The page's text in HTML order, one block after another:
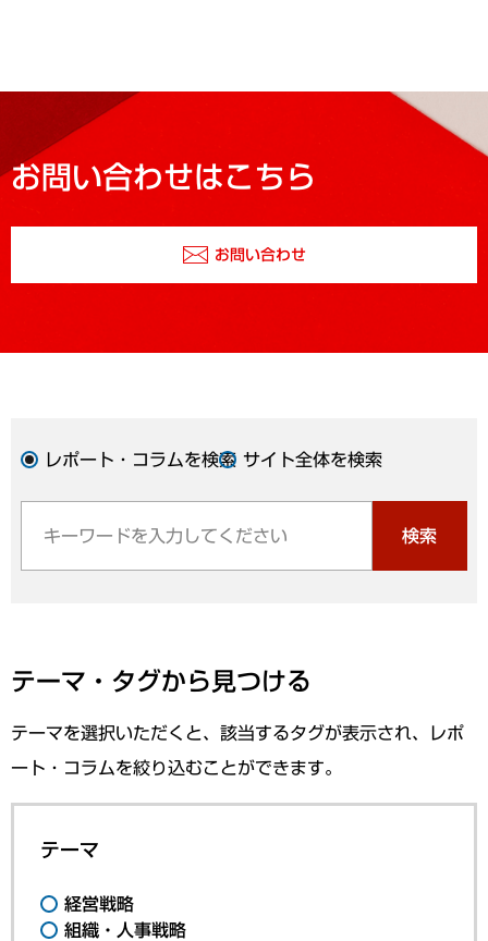
お問い合わせはこちら
お問い合わせ
レポート・コラムを検索 サイト全体を検索
検索
テーマ・タグから見つける
テーマを選択いただくと、該当するタグが表示され、レポ
ート・コラムを絞り込むことができます。
テーマ
経営戦略
組織・人事戦略